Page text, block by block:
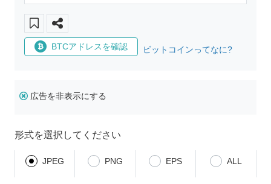
BTCアドレスを確認 ビットコインってなに?
広告を非表示にする
形式を選択してください
JPEG PNG EPS ALL